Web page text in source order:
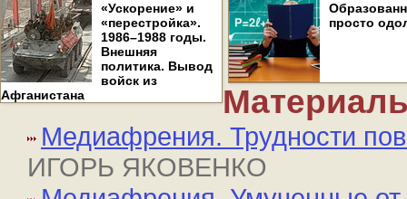
«Ускорение» и
«перестройка».
1986–1988 годы.
Внешняя
политика. Вывод
войск из
Афганистана
просто
Медиафрения. Трудности
ИГОРЬ ЯКОВЕНКО